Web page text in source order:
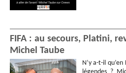
FIFA : au secours, Platini,
Michel Taube
N’y a-t-il